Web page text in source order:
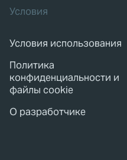
Условия
Условия использования
Политика
конфиденциальности и
файлы cookie
О разработчике